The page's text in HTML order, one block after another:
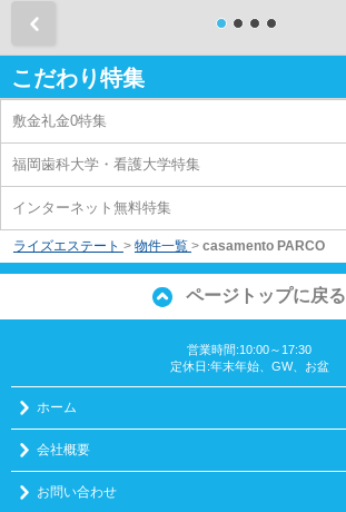
こだわり特集
敷金礼金0特集
福岡歯科大学・看護大学特集
インターネット無料特集
ライズエステート > 物件一覧 > casamento PARCO
ページトップに戻る
営業時間:10:00～17:30
定休日:年末年始、GW、お盆
ホーム
会社概要
お問い合わせ